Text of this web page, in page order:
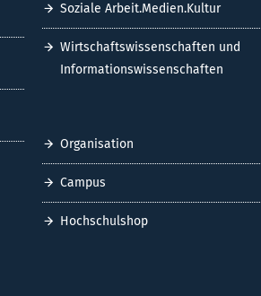
Soziale Arbeit.Medien.Kultur
Wirtschaftswissenschaften und
Informationswissenschaften
Organisation
Campus
Hochschulshop